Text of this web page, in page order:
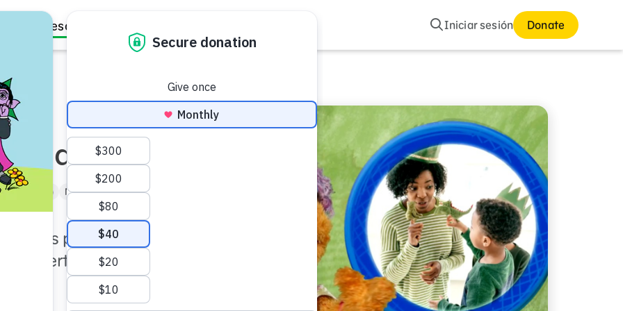
Family Resources Buscar
Iniciar sesión Donate
1 a 3 años)
Niño de Kindergarten (de 5 a 6)
para apoyar a sus
incertidumbre y